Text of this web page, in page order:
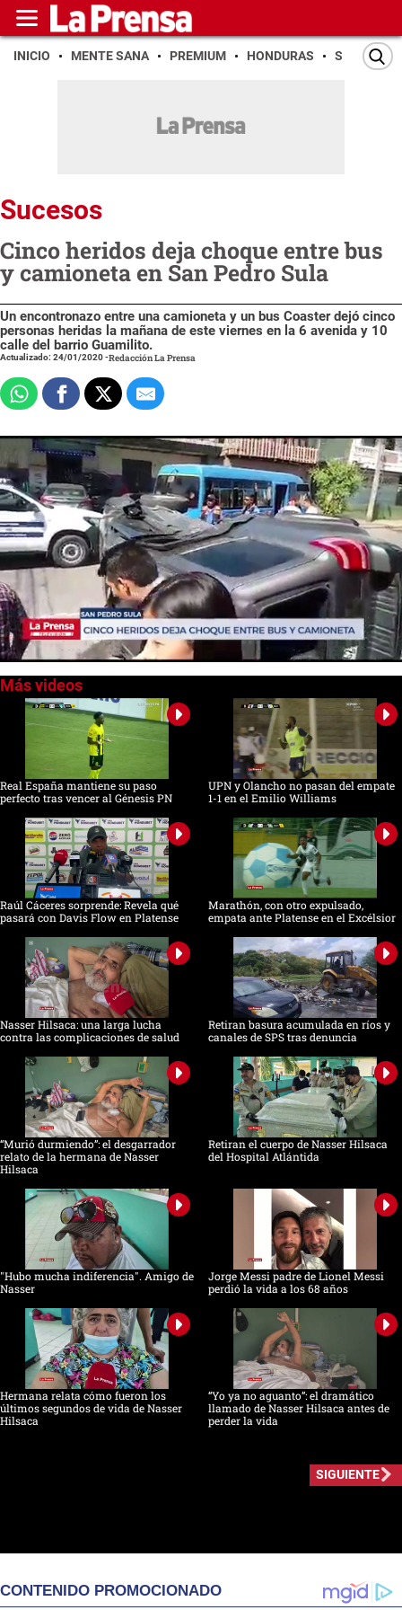
INICIO MENTE SANA PREMIUM HONDURAS SAN PEDRO
Sucesos
Cinco heridos deja choque entre bus
y camioneta en San Pedro Sula
Un encontronazo entre una camioneta y un bus Coaster dejó cinco
personas heridas la mañana de este viernes en la 6 avenida y 10
calle del barrio Guamilito.
Actualizado: 24/01/2020-Redacción La Prensa
seconds
seconds
Real España mantiene su paso
perfecto tras vencer al Génesis PN
UPN y Olancho no pasan del empate
1-1 en el Emilio Williams
Raúl Cáceres sorprende: Revela qué
pasará con Davis Flow en Platense
Marathón, con otro expulsado,
empata ante Platense en el Excélsior
Nasser Hilsaca: una larga lucha
contra las complicaciones de salud
Retiran basura acumulada en ríos y
canales de SPS tras denuncia
“Murió durmiendo”: el desgarrador
relato de la hermana de Nasser
Hilsaca
Retiran el cuerpo de Nasser Hilsaca
del Hospital Atlántida
"Hubo mucha indiferencia". Amigo de
Nasser
Jorge Messi padre de Lionel Messi
perdió la vida a los 68 años
Hermana relata cómo fueron los
últimos segundos de vida de Nasser
Hilsaca
“Yo ya no aguanto”: el dramático
llamado de Nasser Hilsaca antes de
perder la vida
SIGUIENTE
CONTENIDO PROMOCIONADO